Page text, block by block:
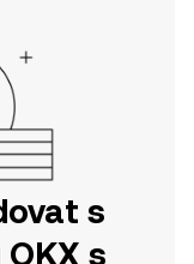
s
s